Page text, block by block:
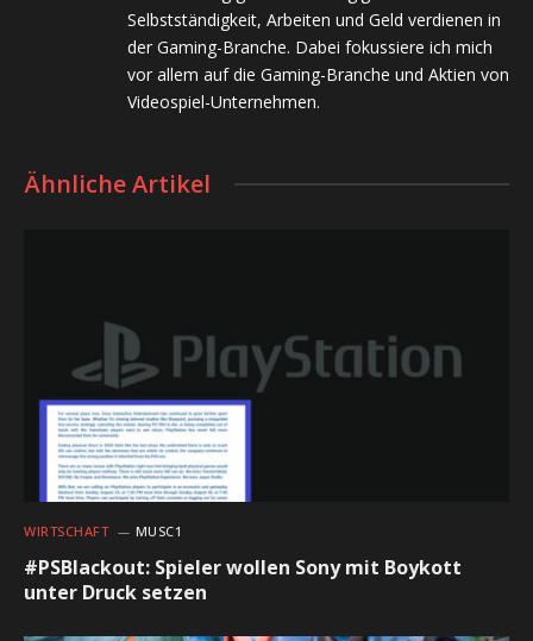
Selbstständigkeit, Arbeiten und Geld verdienen in
der Gaming-Branche. Dabei fokussiere ich mich
vor allem auf die Gaming-Branche und Aktien von
Videospiel-Unternehmen.
Ähnliche Artikel
WIRTSCHAFT MUSC1
#PSBlackout: Spieler wollen Sony mit Boykott
unter Druck setzen